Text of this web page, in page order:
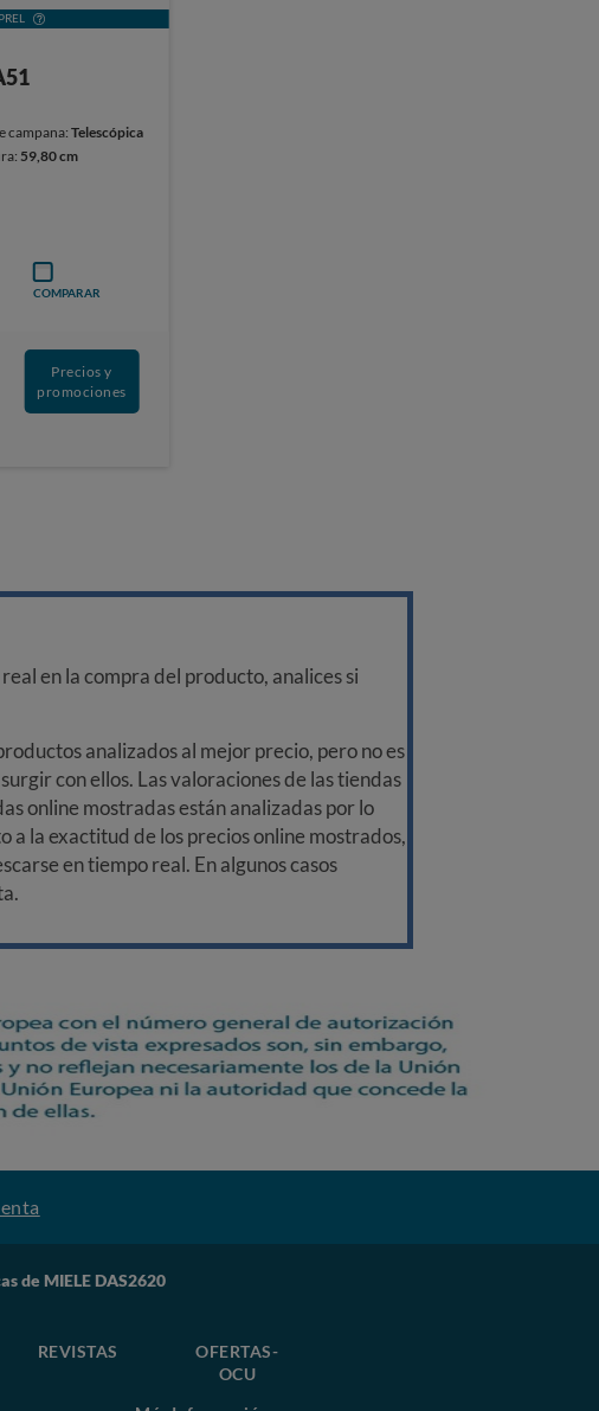
campana:Telescópica
59,80 cm
COMPARAR
Precios y
promociones
en la compra del producto, analices si
analizados al mejor precio, pero no es
con ellos. Las valoraciones de las tiendas
online mostradas están analizadas por lo
a la exactitud de los precios online mostrados,
en tiempo real. En algunos casos
de MIELE DAS2620
REVISTAS
OFERTAS-
OCU